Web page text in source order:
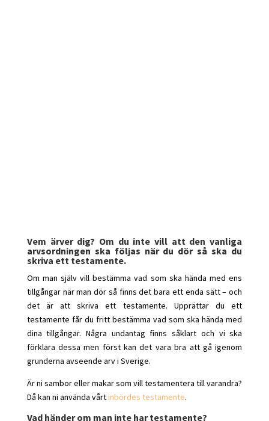
Vem ärver dig? Om du inte vill att den vanliga
arvsordningen ska följas när du dör så ska du
skriva ett testamente.
Om man själv vill bestämma vad som ska hända med ens
tillgångar när man dör så finns det bara ett enda sätt – och
det är att skriva ett testamente. Upprättar du ett
testamente får du fritt bestämma vad som ska hända med
dina tillgångar. Några undantag finns såklart och vi ska
förklara dessa men först kan det vara bra att gå igenom
grunderna avseende arv i Sverige.
Är ni sambor eller makar som vill testamentera till varandra?
Då kan ni använda vårtinbördes testamente.
Vad händer om man inte har testamente?